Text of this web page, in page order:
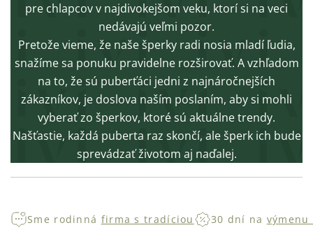
pre chlapcov v najdivokejšom veku, ktorí si na veci
nedávajú veľmi pozor.
Pretože vieme, že naše šperky radi nosia mladí ľudia,
snažíme sa ponuku pravidelne rozširovať. A vzhľadom
na to, že sú puberťáci jedni z najnáročnejších
zákazníkov, je doslova naším poslaním, aby si mohli
vyberať zo šperkov, ktoré sú aktuálne trendy.
Našťastie, každá puberta raz skončí, ale šperk ich bude
sprevádzať životom aj naďalej.
Sme rodinná firma s tradíciou 30 dní na